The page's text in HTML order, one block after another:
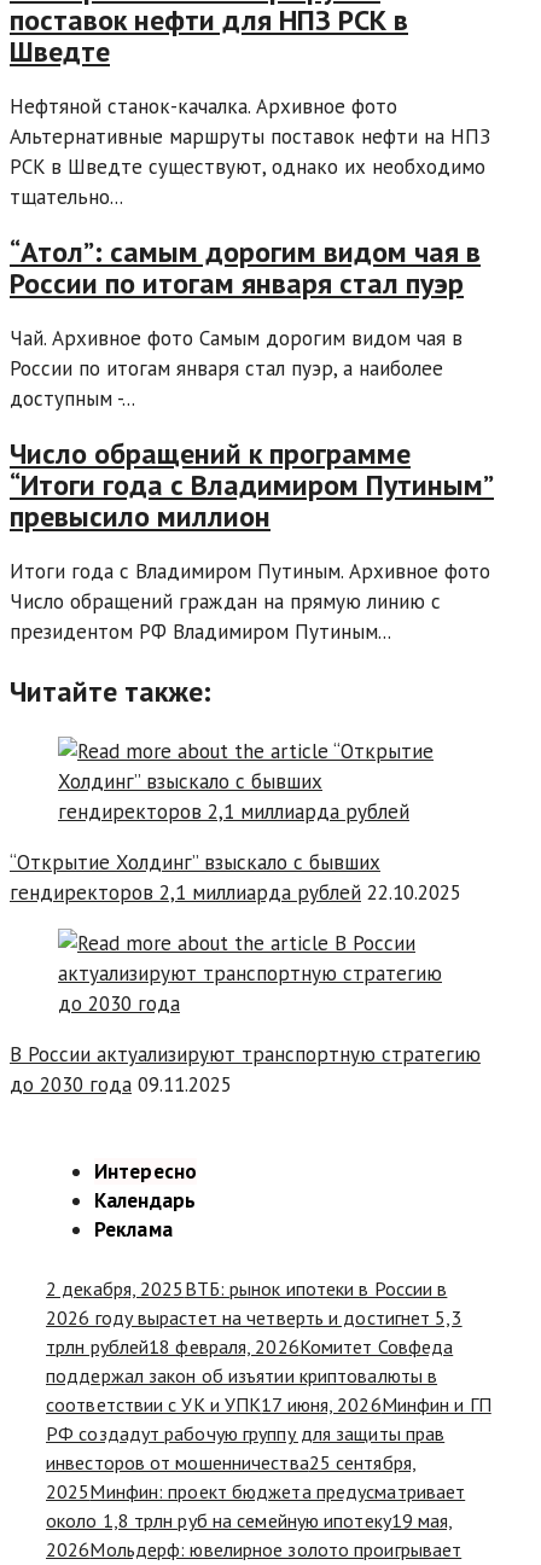
поставок нефти для НПЗ РСК в
Шведте
Нефтяной станок-качалка. Архивное фото
Альтернативные маршруты поставок нефти на НПЗ
PCK в Шведте существуют, однако их необходимо
тщательно...
“Атол”: самым дорогим видом чая в
России по итогам января стал пуэр
Чай. Архивное фото Самым дорогим видом чая в
России по итогам января стал пуэр, а наиболее
доступным -...
Число обращений к программе
“Итоги года с Владимиром Путиным”
превысило миллион
Итоги года с Владимиром Путиным. Архивное фото
Число обращений граждан на прямую линию с
президентом РФ Владимиром Путиным...
Читайте также:
“Открытие Холдинг” взыскало с бывших
гендиректоров 2,1 миллиарда рублей 22.10.2025
В России актуализируют транспортную стратегию
до 2030 года 09.11.2025
Интересно
Календарь
Реклама
2 декабря, 2025 ВТБ: рынок ипотеки в России в
2026 году вырастет на четверть и достигнет 5,3
трлн рублей18 февраля, 2026Комитет Совфеда
поддержал закон об изъятии криптовалюты в
соответствии с УК и УПК17 июня, 2026Минфин и ГП
РФ создадут рабочую группу для защиты прав
инвесторов от мошенничества25 сентября,
2025Минфин: проект бюджета предусматривает
около 1,8 трлн руб на семейную ипотеку19 мая,
2026Мольдерф: ювелирное золото проигрывает